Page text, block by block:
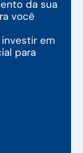
da sua
você
em
para